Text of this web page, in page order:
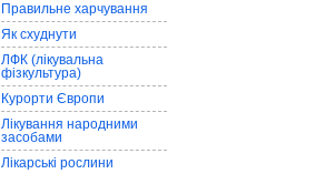
Правильне харчування
Як схуднути
ЛФК (лікувальна
фізкультура)
Курорти Європи
Лікування народними
засобами
Лікарські рослини